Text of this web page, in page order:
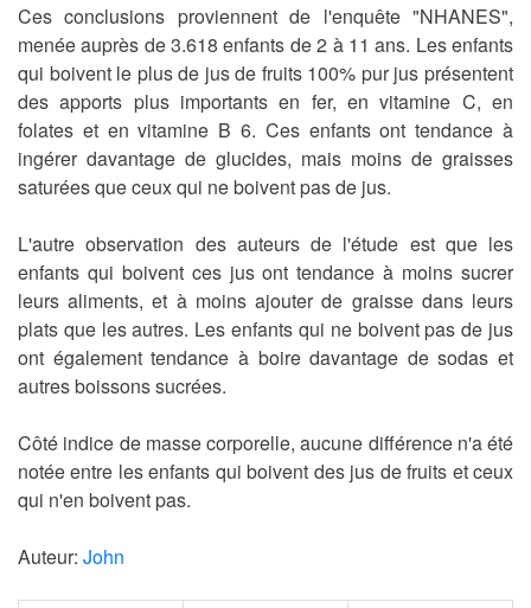
Ces conclusions proviennent de l'enquête "NHANES",
menée auprès de 3.618 enfants de 2 à 11 ans. Les enfants
qui boivent le plus de jus de fruits 100% pur jus présentent
des apports plus importants en fer, en vitamine C, en
folates et en vitamine B 6. Ces enfants ont tendance à
ingérer davantage de glucides, mais moins de graisses
saturées que ceux qui ne boivent pas de jus.
L'autre observation des auteurs de l'étude est que les
enfants qui boivent ces jus ont tendance à moins sucrer
leurs aliments, et à moins ajouter de graisse dans leurs
plats que les autres. Les enfants qui ne boivent pas de jus
ont également tendance à boire davantage de sodas et
autres boissons sucrées.
Côté indice de masse corporelle, aucune différence n'a été
notée entre les enfants qui boivent des jus de fruits et ceux
qui n'en boivent pas.
Auteur: John